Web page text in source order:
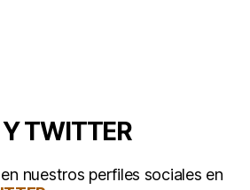
TWITTER
nuestros perfiles sociales en